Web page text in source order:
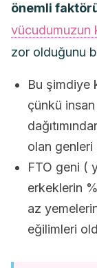
önemli
vücudumuzun
zor olduğunu
Bu şimdiye
çünkü insan
olan genleri
FTO geni (
erkeklerin
az
eğilimleri